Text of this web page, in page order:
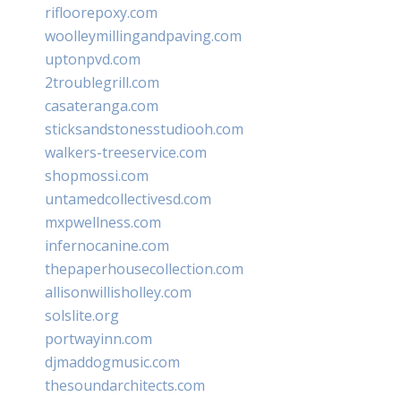
rifloorepoxy.com
woolleymillingandpaving.com
uptonpvd.com
2troublegrill.com
casateranga.com
sticksandstonesstudiooh.com
walkers-treeservice.com
shopmossi.com
untamedcollectivesd.com
mxpwellness.com
infernocanine.com
thepaperhousecollection.com
allisonwillisholley.com
solslite.org
portwayinn.com
djmaddogmusic.com
thesoundarchitects.com